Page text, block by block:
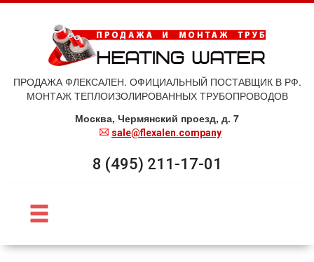
ПРОДАЖА ФЛЕКСАЛЕН. ОФИЦИАЛЬНЫЙ ПОСТАВЩИК В РФ.
МОНТАЖ ТЕПЛОИЗОЛИРОВАННЫХ ТРУБОПРОВОДОВ
Москва, Чермянский проезд, д. 7
sale@flexalen.company
8 (495) 211-17-01